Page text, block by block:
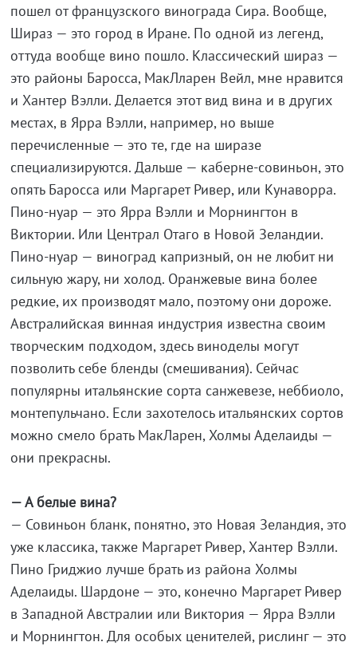
пошел от французского винограда Сира. Вообще,
Шираз — это город в Иране. По одной из легенд,
оттуда вообще вино пошло. Классический шираз —
это районы Баросса, МакЛларен Вейл, мне нравится
и Хантер Вэлли. Делается этот вид вина и в других
местах, в Ярра Вэлли, например, но выше
перечисленные — это те, где на ширазе
специализируются. Дальше — каберне-совиньон, это
опять Баросса или Маргарет Ривер, или Кунаворра.
Пино-нуар — это Ярра Вэлли и Морнингтон в
Виктории. Или Централ Отаго в Новой Зеландии.
Пино-нуар — виноград капризный, он не любит ни
сильную жару, ни холод. Оранжевые вина более
редкие, их производят мало, поэтому они дороже.
Австралийская винная индустрия известна своим
творческим подходом, здесь виноделы могут
позволить себе бленды (смешивания). Сейчас
популярны итальянские сорта санжевезе, неббиоло,
монтепульчано. Если захотелось итальянских сортов
можно смело брать МакЛарен, Холмы Аделаиды —
они прекрасны.
— А белые вина?
— Совиньон бланк, понятно, это Новая Зеландия, это
уже классика, также Маргарет Ривер, Хантер Вэлли.
Пино Гриджио лучше брать из района Холмы
Аделаиды. Шардоне — это, конечно Маргарет Ривер
в Западной Австралии или Виктория — Ярра Вэлли
и Морнингтон. Для особых ценителей, рислинг — это